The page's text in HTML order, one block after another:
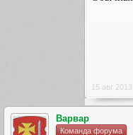
15 авг 2013
Варвар
Команда форума